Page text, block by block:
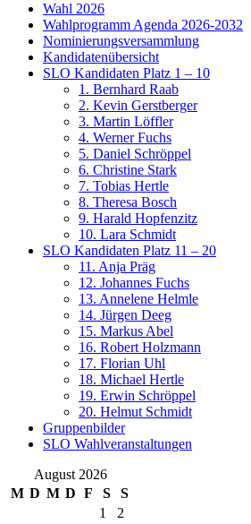
Wahl 2026
Wahlprogramm Agenda 2026-2032
Nominierungsversammlung
Kandidatenübersicht
SLO Kandidaten Platz 1 – 10
1. Bernhard Raab
2. Kevin Gerstberger
3. Martin Löffler
4. Werner Fuchs
5. Daniel Schröppel
6. Christine Stark
7. Tobias Hertle
8. Theresa Bosch
9. Harald Hopfenzitz
10. Lara Schmidt
SLO Kandidaten Platz 11 – 20
11. Anja Präg
12. Johannes Fuchs
13. Annelene Helmle
14. Jürgen Deeg
15. Markus Abel
16. Robert Holzmann
17. Florian Uhl
18. Michael Hertle
19. Erwin Schröppel
20. Helmut Schmidt
Gruppenbilder
SLO Wahlveranstaltungen
August 2026
M D M D F S
S
1
2